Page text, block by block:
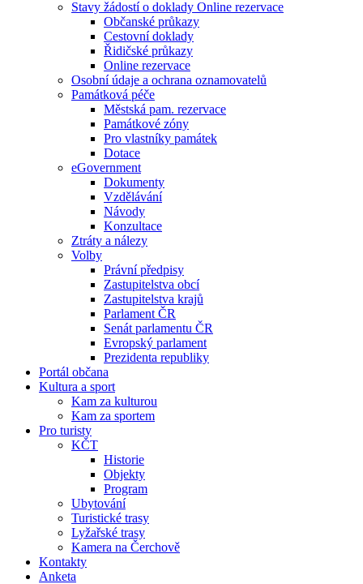
Stavy žádostí o doklady Online rezervace
Občanské průkazy
Cestovní doklady
Řidičské průkazy
Online rezervace
Osobní údaje a ochrana oznamovatelů
Památková péče
Městská pam. rezervace
Památkové zóny
Pro vlastníky památek
Dotace
eGovernment
Dokumenty
Vzdělávání
Návody
Konzultace
Ztráty a nálezy
Volby
Právní předpisy
Zastupitelstva obcí
Zastupitelstva krajů
Parlament ČR
Senát parlamentu ČR
Evropský parlament
Prezidenta republiky
Portál občana
Kultura a sport
Kam za kulturou
Kam za sportem
Pro turisty
KČT
Historie
Objekty
Program
Ubytování
Turistické trasy
Lyžařské trasy
Kamera na Čerchově
Kontakty
Anketa